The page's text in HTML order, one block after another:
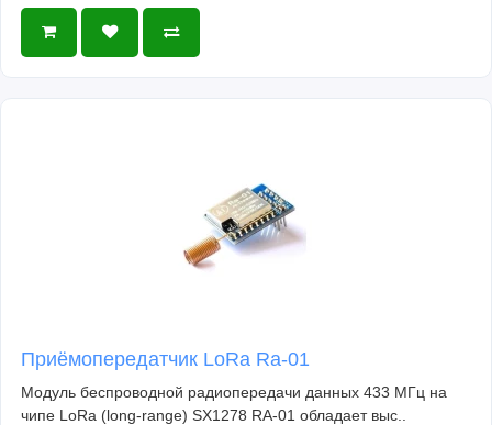
Приёмопередатчик LoRa Ra-01
Модуль беспроводной радиопередачи данных 433 МГц на
чипе LoRa (long-range) SX1278 RA-01 обладает выс..